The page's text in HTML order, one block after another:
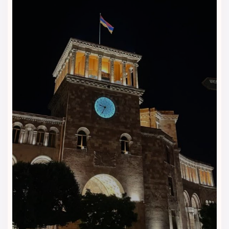
خانه‌داری و نظافت روزانه
کارکنان بخش خانه‌داری هر روز اتاق‌ها را تمیز می‌کنند تا محیطی
تمیز، خوش‌بو و مرتب برای اقامت مهمانان فراهم باشد.
خشک‌شویی و لباس‌شویی
برای مسافران طولانی‌مدت، خدمات خشک‌شویی و لباس‌شویی در
دسترس است تا لباس‌ها همیشه تمیز و مرتب باشند.
اینترنت پرسرعت رایگان
در تمام بخش‌های هتل، اینترنت پرسرعت در دسترس مهمانان قرار
دارد تا بتوانند کارهای آنلاین خود را بدون محدودیت انجام دهند.
پارکینگ رایگان و امن
مسافرانی که با خودرو شخصی سفر می‌کنند، می‌توانند از پارکینگ